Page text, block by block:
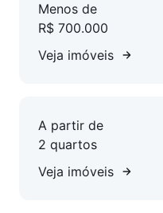
Menos de
R$ 700.000
Veja imóveis
A partir de
2 quartos
Veja imóveis